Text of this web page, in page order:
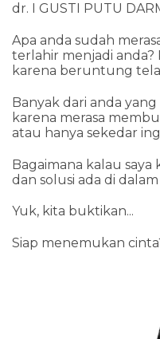
dr. I GUSTI PUTU
Apa anda sudah
terlahir menjadi anda?
karena beruntung
Banyak dari anda
karena merasa
atau hanya sekedar
Bagaimana kalau
dan solusi ada di
Yuk, kita buktikan...
Siap menemukan